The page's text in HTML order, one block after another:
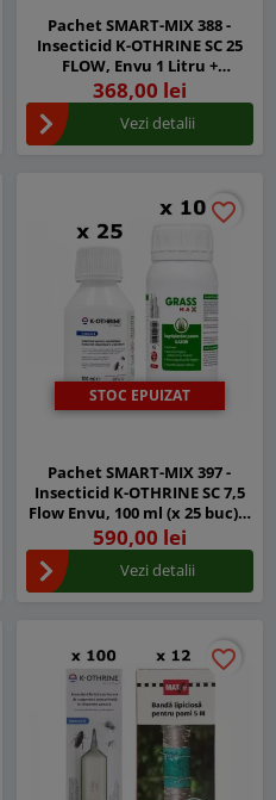
Pachet SMART-MIX 388 -
Insecticid K-OTHRINE SC 25
FLOW, Envu 1 Litru +
Ingrasamant concentrat
pentru gazon GRASSMAX 1
Litru
368,00 lei
Vezi detalii
STOC EPUIZAT
favorite_border
favorite_border
Pachet SMART-MIX 397 -
Insecticid K-OTHRINE SC 7,5
Flow Envu, 100 ml (x 25 buc) +
Ingrasamant gazon
GRASSMAX 250 ml (x 10 buc)
590,00 lei
Vezi detalii
favorite_border
favorite_border